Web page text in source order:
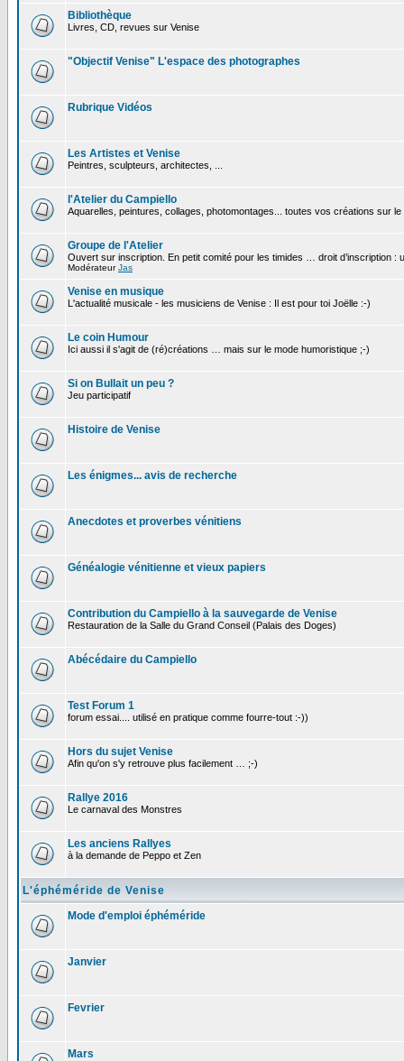
Bibliothèque
Livres, CD, revues sur Venise
"Objectif Venise" L'espace des photographes
Rubrique Vidéos
Les Artistes et Venise
Peintres, sculpteurs, architectes, ...
l'Atelier du Campiello
Aquarelles, peintures, collages, photomontages... toutes vos créations sur le
Groupe de l'Atelier
Ouvert sur inscription. En petit comité pour les timides … droit d’inscription :
ModérateurJas
Venise en musique
L'actualité musicale - les musiciens de Venise : Il est pour toi Joëlle :-)
Le coin Humour
Ici aussi il s'agit de (ré)créations … mais sur le mode humoristique ;-)
Si on Bullait un peu ?
Jeu participatif
Histoire de Venise
Les énigmes... avis de recherche
Anecdotes et proverbes vénitiens
Généalogie vénitienne et vieux papiers
Contribution du Campiello à la sauvegarde de Venise
Restauration de la Salle du Grand Conseil (Palais des Doges)
Abécédaire du Campiello
Test Forum 1
forum essai.... utilisé en pratique comme fourre-tout :-))
Hors du sujet Venise
Afin qu'on s'y retrouve plus facilement … ;-)
Rallye 2016
Le carnaval des Monstres
Les anciens Rallyes
à la demande de Peppo et Zen
L'éphéméride de Venise
Mode d'emploi éphéméride
Janvier
Fevrier
Mars